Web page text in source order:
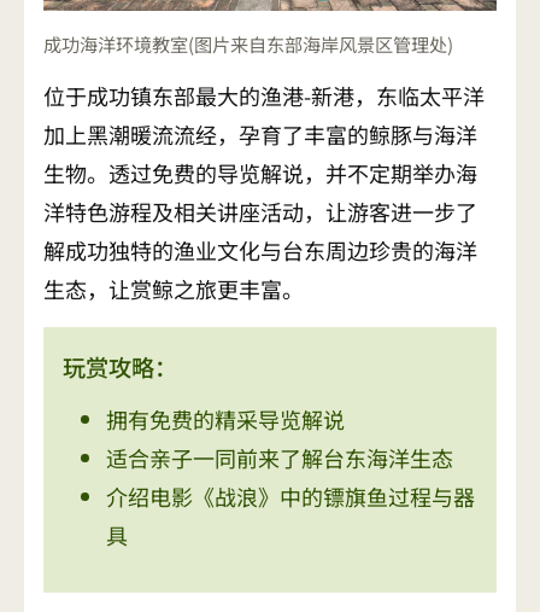
成功海洋环境教室(图片来自东部海岸风景区管理处)
位于成功镇东部最大的渔港-新港，东临太平洋
加上黑潮暖流流经，孕育了丰富的鲸豚与海洋
生物。透过免费的导览解说，并不定期举办海
洋特色游程及相关讲座活动，让游客进一步了
解成功独特的渔业文化与台东周边珍贵的海洋
生态，让赏鲸之旅更丰富。
玩赏攻略：
拥有免费的精采导览解说
适合亲子一同前来了解台东海洋生态
介绍电影《战浪》中的镖旗鱼过程与器
具